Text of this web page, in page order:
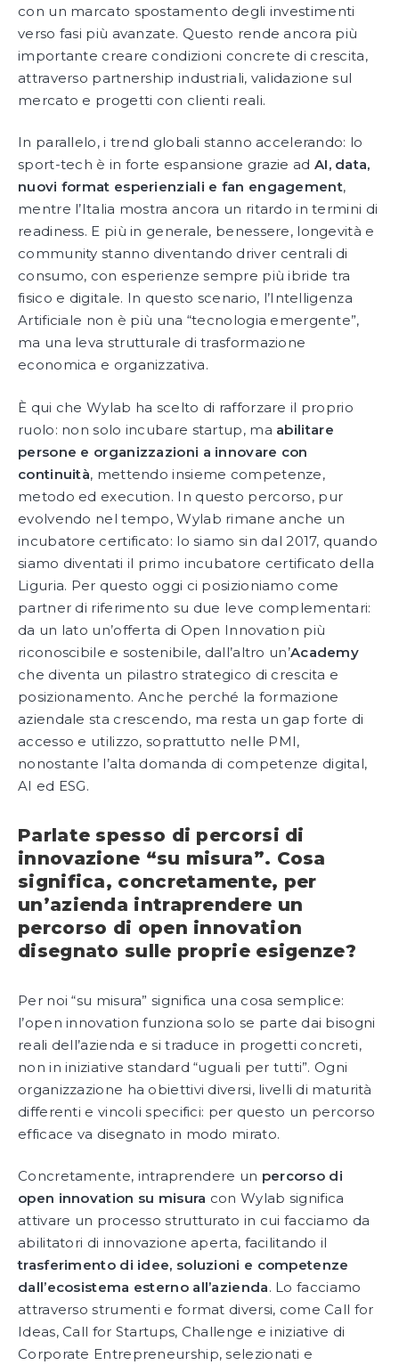
con un marcato spostamento degli investimenti
verso fasi più avanzate. Questo rende ancora più
importante creare condizioni concrete di crescita,
attraverso partnership industriali, validazione sul
mercato e progetti con clienti reali.
In parallelo, i trend globali stanno accelerando: lo
sport-tech è in forte espansione grazie ad AI, data,
nuovi format esperienziali e fan engagement,
mentre l’Italia mostra ancora un ritardo in termini di
readiness. E più in generale, benessere, longevità e
community stanno diventando driver centrali di
consumo, con esperienze sempre più ibride tra
fisico e digitale. In questo scenario, l’Intelligenza
Artificiale non è più una “tecnologia emergente”,
ma una leva strutturale di trasformazione
economica e organizzativa.
È qui che Wylab ha scelto di rafforzare il proprio
ruolo: non solo incubare startup, ma abilitare
persone e organizzazioni a innovare con
continuità, mettendo insieme competenze,
metodo ed execution. In questo percorso, pur
evolvendo nel tempo, Wylab rimane anche un
incubatore certificato: lo siamo sin dal 2017, quando
siamo diventati il primo incubatore certificato della
Liguria. Per questo oggi ci posizioniamo come
partner di riferimento su due leve complementari:
da un lato un’offerta di Open Innovation più
riconoscibile e sostenibile, dall’altro un’Academy
che diventa un pilastro strategico di crescita e
posizionamento. Anche perché la formazione
aziendale sta crescendo, ma resta un gap forte di
accesso e utilizzo, soprattutto nelle PMI,
nonostante l’alta domanda di competenze digital,
AI ed ESG.
Parlate spesso di percorsi di
innovazione “su misura”. Cosa
significa, concretamente, per
un’azienda intraprendere un
percorso di open innovation
disegnato sulle proprie esigenze?
Per noi “su misura” significa una cosa semplice:
l’open innovation funziona solo se parte dai bisogni
reali dell’azienda e si traduce in progetti concreti,
non in iniziative standard “uguali per tutti”. Ogni
organizzazione ha obiettivi diversi, livelli di maturità
differenti e vincoli specifici: per questo un percorso
efficace va disegnato in modo mirato.
Concretamente, intraprendere un percorso di
open innovation su misura con Wylab significa
attivare un processo strutturato in cui facciamo da
abilitatori di innovazione aperta, facilitando il
trasferimento di idee, soluzioni e competenze
dall’ecosistema esterno all’azienda. Lo facciamo
attraverso strumenti e format diversi, come Call for
Ideas, Call for Startups, Challenge e iniziative di
Corporate Entrepreneurship, selezionati e